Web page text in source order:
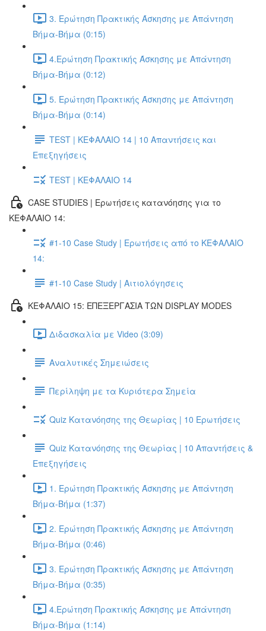
3. Ερώτηση Πρακτικής Άσκησης με Απάντηση
Βήμα-Βήμα (0:15)
4.Ερώτηση Πρακτικής Άσκησης με Απάντηση
Βήμα-Βήμα (0:12)
5. Ερώτηση Πρακτικής Άσκησης με Απάντηση
Βήμα-Βήμα (0:14)
TEST | ΚΕΦΑΛΑΙΟ 14 | 10 Απαντήσεις και
Επεξηγήσεις
TEST | ΚΕΦΑΛΑΙΟ 14
CASE STUDIES | Ερωτήσεις κατανόησης για το
ΚΕΦΑΛΑΙΟ 14:
#1-10 Case Study | Ερωτήσεις από το ΚΕΦΑΛΑΙΟ
14:
#1-10 Case Study | Αιτιολόγησεις
ΚΕΦΑΛΑΙΟ 15: ΕΠΕΞΕΡΓΑΣΙΑ ΤΩΝ DISPLAY MODES
Διδασκαλία με Video (3:09)
Αναλυτικές Σημειώσεις
Περίληψη με τα Κυριότερα Σημεία
Quiz Κατανόησης της Θεωρίας | 10 Ερωτήσεις
Quiz Κατανόησης της Θεωρίας | 10 Απαντήσεις &
Επεξηγήσεις
1. Ερώτηση Πρακτικής Άσκησης με Απάντηση
Βήμα-Βήμα (1:37)
2. Ερώτηση Πρακτικής Άσκησης με Απάντηση
Βήμα-Βήμα (0:46)
3. Ερώτηση Πρακτικής Άσκησης με Απάντηση
Βήμα-Βήμα (0:35)
4.Ερώτηση Πρακτικής Άσκησης με Απάντηση
Βήμα-Βήμα (1:14)